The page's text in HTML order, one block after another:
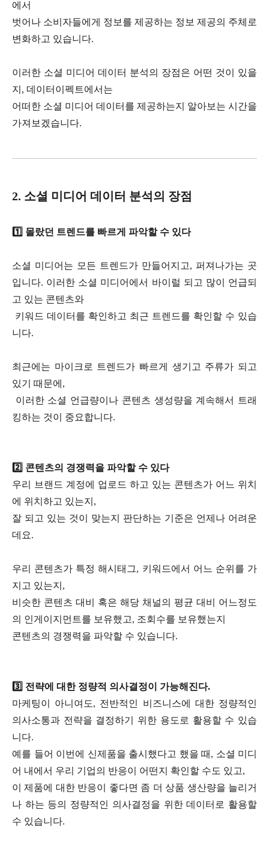
에서
벗어나 소비자들에게 정보를 제공하는 정보 제공의 주체로
변화하고 있습니다.
이러한 소셜 미디어 데이터 분석의 장점은 어떤 것이 있을
지, 데이터이펙트에서는
어떠한 소셜 미디어 데이터를 제공하는지 알아보는 시간을
가져보겠습니다.
2. 소셜 미디어 데이터 분석의 장점
1️⃣ 몰랐던 트렌드를 빠르게 파악할 수 있다
소셜 미디어는 모든 트렌드가 만들어지고, 퍼져나가는 곳
입니다. 이러한 소셜 미디어에서 바이럴 되고 많이 언급되
고 있는 콘텐츠와
키워드 데이터를 확인하고 최근 트렌드를 확인할 수 있습
니다.
최근에는 마이크로 트렌드가 빠르게 생기고 주류가 되고
있기 때문에,
이러한 소셜 언급량이나 콘텐츠 생성량을 계속해서 트래
킹하는 것이 중요합니다.
2️⃣ 콘텐츠의 경쟁력을 파악할 수 있다
우리 브랜드 계정에 업로드 하고 있는 콘텐츠가 어느 위치
에 위치하고 있는지,
잘 되고 있는 것이 맞는지 판단하는 기준은 언제나 어려운
데요.
우리 콘텐츠가 특정 해시태그, 키워드에서 어느 순위를 가
지고 있는지,
비슷한 콘텐츠 대비 혹은 해당 채널의 평균 대비 어느정도
의 인게이지먼트를 보유했고, 조회수를 보유했는지
콘텐츠의 경쟁력을 파악할 수 있습니다.
3️⃣ 전략에 대한 정량적 의사결정이 가능해진다.
마케팅이 아니여도, 전반적인 비즈니스에 대한 정량적인
의사소통과 전략을 결정하기 위한 용도로 활용할 수 있습
니다.
예를 들어 이번에 신제품을 출시했다고 했을 때, 소셜 미디
어 내에서 우리 기업의 반응이 어떤지 확인할 수도 있고,
이 제품에 대한 반응이 좋다면 좀 더 상품 생산량을 늘리거
나 하는 등의 정량적인 의사결정을 위한 데이터로 활용할
수 있습니다.